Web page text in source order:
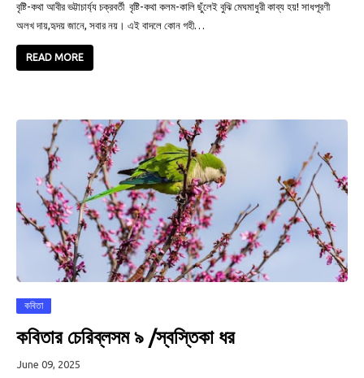
বৃষ্টি-কথা আবীর ভট্টাচার্য্য চক্রবর্তী বৃষ্টি-কথা কলম-কালি ছুঁলেই বুঝি মেঘমাধুরী কাব্য হয়! সাধপূরণী
অলখ দায়,হৃদয় জানে, সবার নয়। এই বাদলে কোন গহী…
READ MORE
কবিতা
কবিতার চেরিব্লসম ৯ /স্বস্তিকা ধর
June 09, 2025